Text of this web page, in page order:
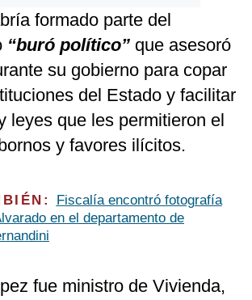
formado parte del
“buró político” que asesoró
su gobierno para copar
del Estado y facilitar
leyes que les permitieron el
y favores ilícitos.
Fiscalía encontró fotografía
en el departamento de
fue ministro de Vivienda,